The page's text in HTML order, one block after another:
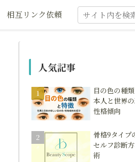
相互リンク依頼
人気記事
目の色の種
本人と世界
性格傾向
骨格9タイプ
セルフ診断
術